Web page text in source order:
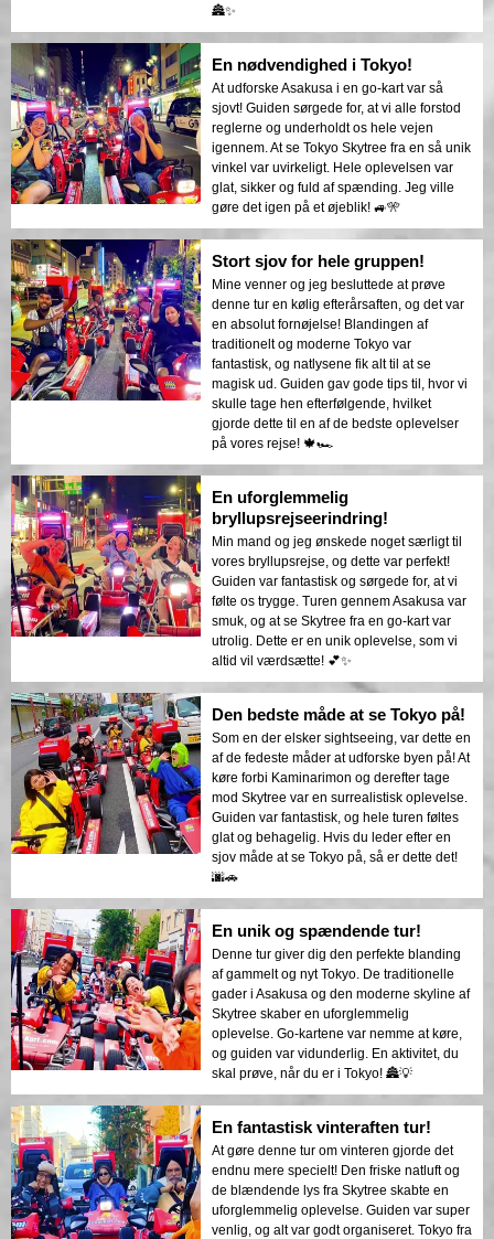
🏯✨
En nødvendighed i Tokyo!
At udforske Asakusa i en go-kart var så
sjovt! Guiden sørgede for, at vi alle forstod
reglerne og underholdt os hele vejen
igennem. At se Tokyo Skytree fra en så unik
vinkel var uvirkeligt. Hele oplevelsen var
glat, sikker og fuld af spænding. Jeg ville
gøre det igen på et øjeblik! 🚙🎌
Stort sjov for hele gruppen!
Mine venner og jeg besluttede at prøve
denne tur en kølig efterårsaften, og det var
en absolut fornøjelse! Blandingen af
traditionelt og moderne Tokyo var
fantastisk, og natlysene fik alt til at se
magisk ud. Guiden gav gode tips til, hvor vi
skulle tage hen efterfølgende, hvilket
gjorde dette til en af de bedste oplevelser
på vores rejse! 🍁🏎
En uforglemmelig
bryllupsrejseerindring!
Min mand og jeg ønskede noget særligt til
vores bryllupsrejse, og dette var perfekt!
Guiden var fantastisk og sørgede for, at vi
følte os trygge. Turen gennem Asakusa var
smuk, og at se Skytree fra en go-kart var
utrolig. Dette er en unik oplevelse, som vi
altid vil værdsætte! 💕✨
Den bedste måde at se Tokyo på!
Som en der elsker sightseeing, var dette en
af de fedeste måder at udforske byen på! At
køre forbi Kaminarimon og derefter tage
mod Skytree var en surrealistisk oplevelse.
Guiden var fantastisk, og hele turen føltes
glat og behagelig. Hvis du leder efter en
sjov måde at se Tokyo på, så er dette det!
🌆🚗
En unik og spændende tur!
Denne tur giver dig den perfekte blanding
af gammelt og nyt Tokyo. De traditionelle
gader i Asakusa og den moderne skyline af
Skytree skaber en uforglemmelig
oplevelse. Go-kartene var nemme at køre,
og guiden var vidunderlig. En aktivitet, du
skal prøve, når du er i Tokyo! 🏯💡
En fantastisk vinteraften tur!
At gøre denne tur om vinteren gjorde det
endnu mere specielt! Den friske natluft og
de blændende lys fra Skytree skabte en
uforglemmelig oplevelse. Guiden var super
venlig, og alt var godt organiseret. Tokyo fra